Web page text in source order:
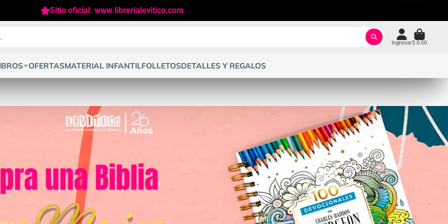
Sitio oficial: www.librerialevitico.com
Ingresar$ 0.00
OFERTASMATERIAL INFANTILFOLLETOSDETALLES Y REGALOS